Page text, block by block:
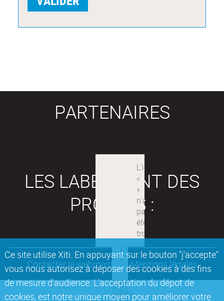
Ce site utilise Xiti. En appuyant sur le bouton "j'accepte"
vous nous autorisez à déposer des cookies à des fins
de mesure d'audience. L'acceptation du dépot de
cookies, est notre unique moyen pour améliorer votre
PARTENAIRES
LES LABEX SONT DES
PROJETS :
Contacter le webmaster Mentions légales